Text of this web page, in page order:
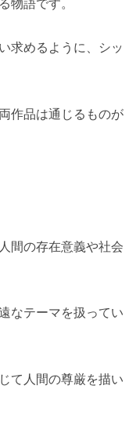
求めるように、シッ
作品は通じるものが
間の存在意義や社会
なテーマを扱ってい
て人間の尊厳を描い